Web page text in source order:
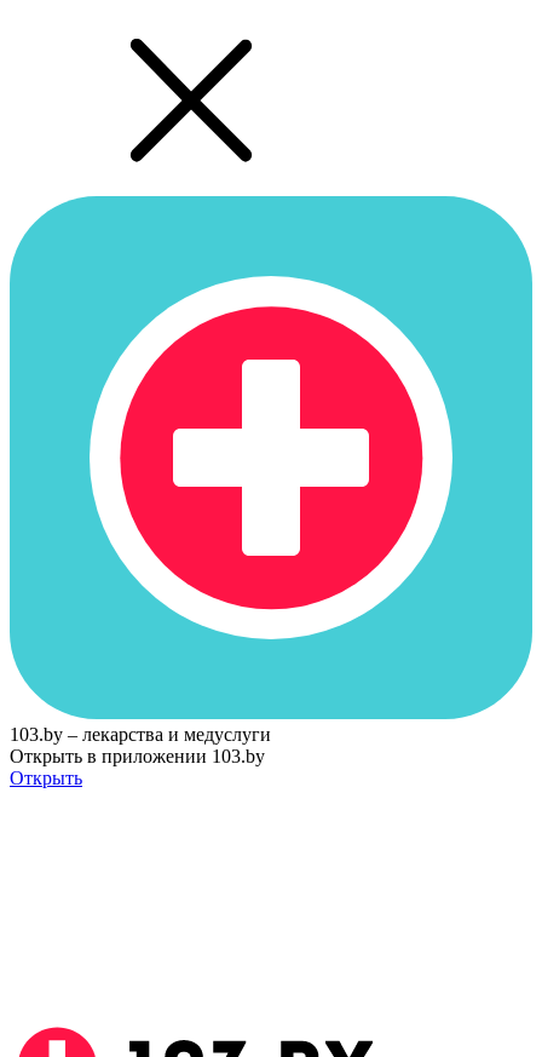
103.by – лекарства и медуслуги
Открыть в приложении 103.by
Открыть